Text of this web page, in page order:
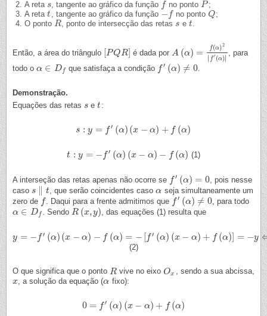
A reta s
s , tangente ao gráfico da função f
f no ponto P
P ;
A reta t
t , tangente ao gráfico da função − f
−f no ponto Q
Q ;
O ponto R
R , ponto de intersecção das retas s
s e t
t .
Então, a área do triângulo [PQ R]
PQR] é dada por A (α) = f(α)2
∣∣ f ′ (α)∣∣
A( α)=f α) 2|f′(α)|
, para
todo o α ∈ Df
α∈D f que satisfaça a condição f′ (α) ≠ 0
f′(α)≠0
Demonstração.
Equações das retas s
s et
t :
s : y = f′ (α) (x − α) + f (α)
s y =f (α) (x−α)+ f(α)
t : y = − f′ (α) (x − α) − f (α)
t: y =− f′(α)(x− α)−f( α) (1)
A interseção das retas apenas não ocorre se f′ (α) = 0
f′(α )=0
, pois nesse
caso s ∥ t
s , que serão coincidentes casoα
α seja simultaneamente um
zero de f
f . Daqui para a frente admitimos que f′ (α) ≠ 0
f′(α)≠0 , para todo
α ∈ Df
α∈D f . Sendo R (x, y)
R( x,y) , das equações (1) resulta que
y = − f′ (α) (x − α) − f (α) = − f′ (α) (x − α) + f (α) = −y
y=−f (α )(x −α)−f(α )= −[f′( α)( x−α)+ (α ]= y⇔y=0
(2)
O que significa que o ponto R
R vive no eixoOx
Ox , sendo a sua abcissa,
x
x , a solução da equação (α
α fixo):
0 = f′ (α) (x − α) + f (α)
0=f′( α)( x−α) +f(α)